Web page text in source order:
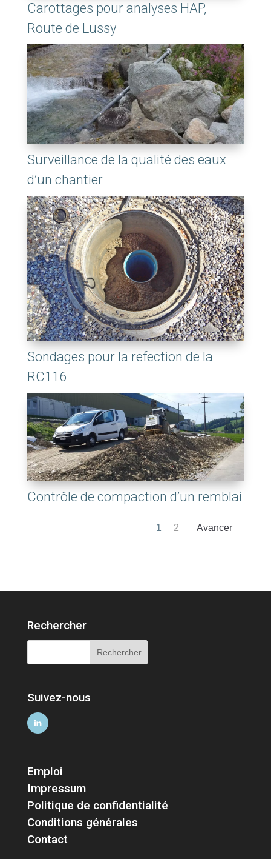
Carottages pour analyses HAP,
Route de Lussy
Surveillance de la qualité des eaux
d’un chantier
Sondages pour la refection de la
RC116
Contrôle de compaction d’un remblai
1 2
Rechercher
Suivez-nous
Emploi
Impressum
Politique de confidentialité
Conditions générales
Contact